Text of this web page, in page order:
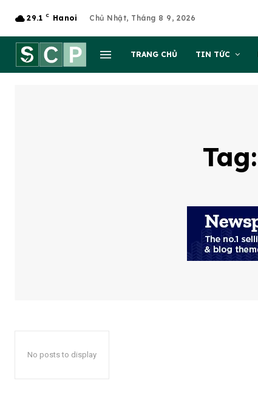
29.1 C Hanoi Chủ Nhật, Tháng 8 9, 2026
TRANG CHỦ TIN TỨC
Tag:
No posts to display